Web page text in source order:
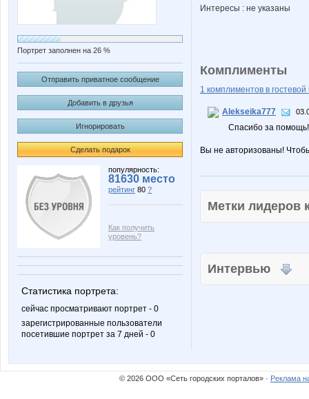
Портрет заполнен на 26 %
Отправить приватное сообщение
Добавить в друзья
Игнорировать
Сделать подарок
популярность:
81630 место
рейтинг 80 ?
Как получить
уровень?
Статистика портрета:
сейчас просматривают портрет - 0
зарегистрированные пользователи
посетившие портрет за 7 дней - 0
Интересы : не указаны
Комплименты
1 комплиментов в гостевой
Alekseika777
Спасибо за помощь!
Вы не авторизованы!
Метки
Интервью
© 2026 ООО «Сеть городских порталов» · Реклама